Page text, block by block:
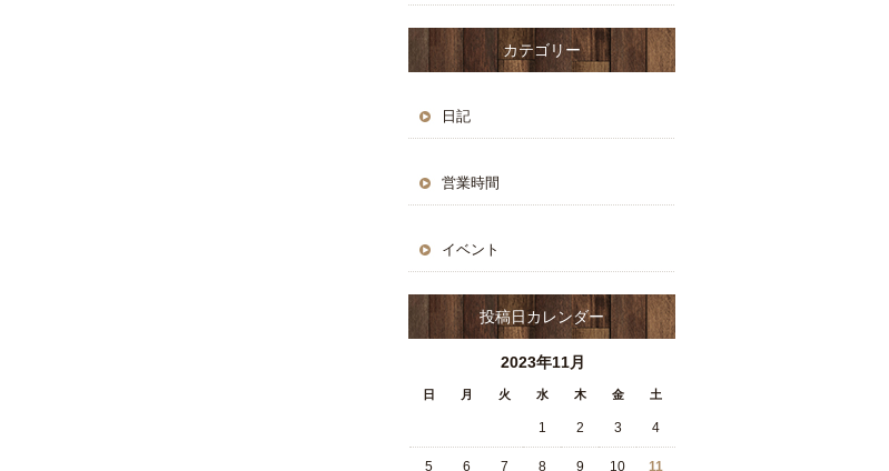
カテゴリー
日記
営業時間
イベント
投稿日カレンダー
2023年11月
日 月 火 水 木 金 土
1 2 3 4
5 6 7 8 9 10 11